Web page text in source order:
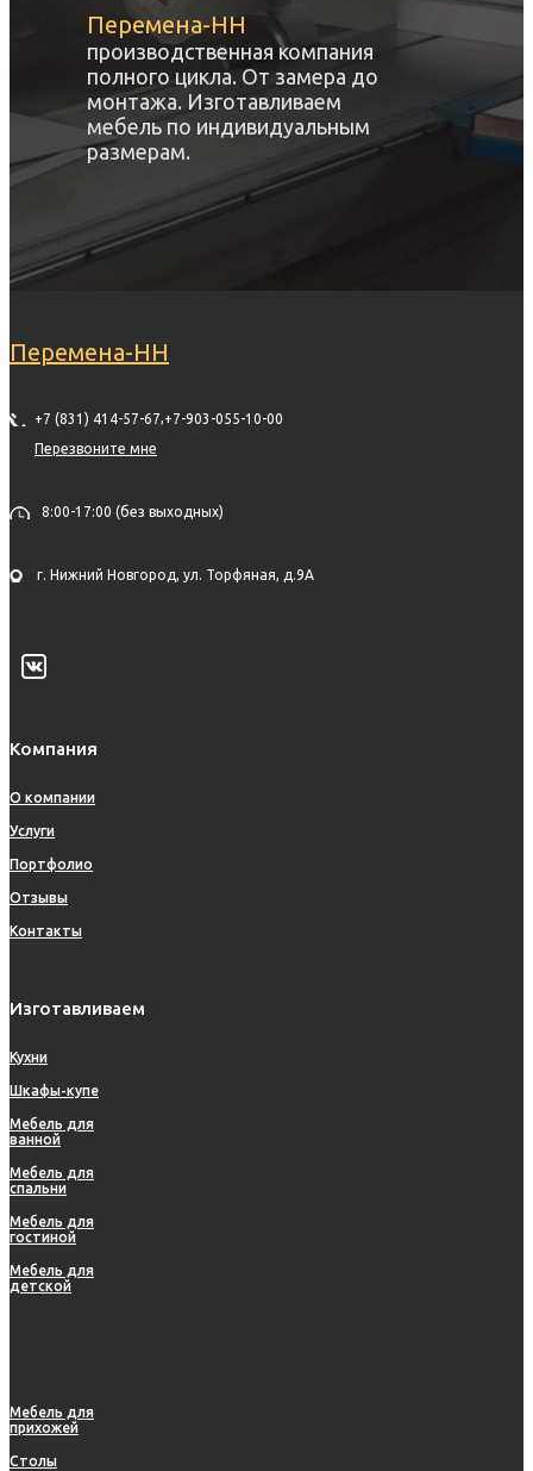
Перемена-НН
производственная компания
полного цикла. От замера до
монтажа. Изготавливаем
мебель по индивидуальным
размерам.
Перемена-НН
+7 (831) 414-57-67,+7-903-055-10-00
Перезвоните мне
8:00-17:00 (без выходных)
г. Нижний Новгород, ул. Торфяная, д.9А
Компания
О компании
Услуги
Портфолио
Отзывы
Контакты
Изготавливаем
Кухни
Шкафы-купе
Мебель для
ванной
Мебель для
спальни
Мебель для
гостиной
Мебель для
детской
Мебель для
прихожей
Столы